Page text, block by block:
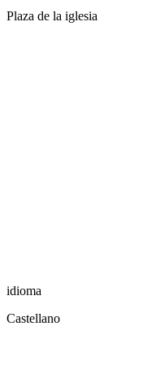
Plaza de la iglesia
idioma
Castellano